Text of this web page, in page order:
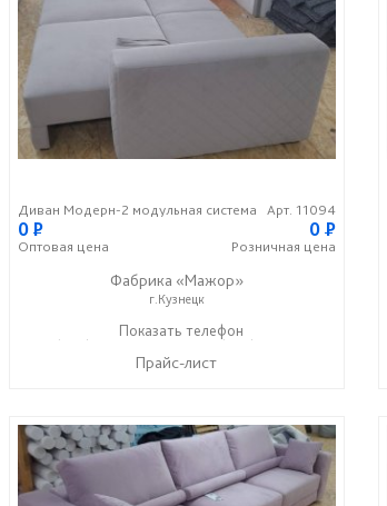
Диван Модерн-2 модульная система Арт. 11094
0P
Оптовая цена
0 P
Розничная цена
Фабрика «Мажор»
г.Кузнецк
+7 (999) 611-98-99 ☎+7 (999) 610-99-95
Показать телефон
Прайс-лист